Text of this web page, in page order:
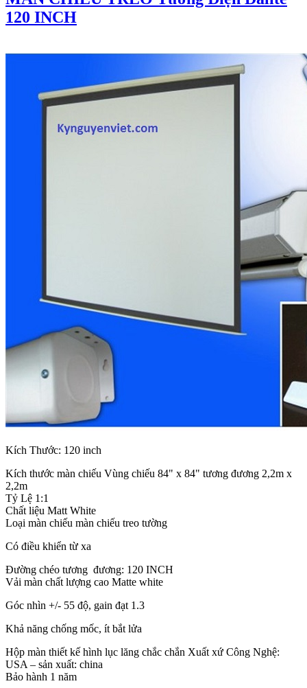
120 INCH
Kích Thước: 120 inch
Kích thước màn chiếu Vùng chiếu 84" x 84" tương đương 2,2m x
2,2m
Tỷ Lệ 1:1
Chất liệu Matt White
Loại màn chiếu màn chiếu treo tường
Có điều khiển từ xa
Đường chéo tương đương: 120 INCH
Vải màn chất lượng cao Matte white
Góc nhìn +/- 55 độ, gain đạt 1.3
Khả năng chống mốc, ít bắt lửa
Hộp màn thiết kế hình lục lăng chắc chắn Xuất xứ Công Nghệ:
USA – sản xuất: china
Bảo hành 1 năm